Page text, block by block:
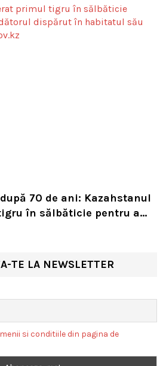
70 de ani: Kazahstanul
în sălbăticie pentru a
TE LA NEWSLETTER
si conditiile din pagina de